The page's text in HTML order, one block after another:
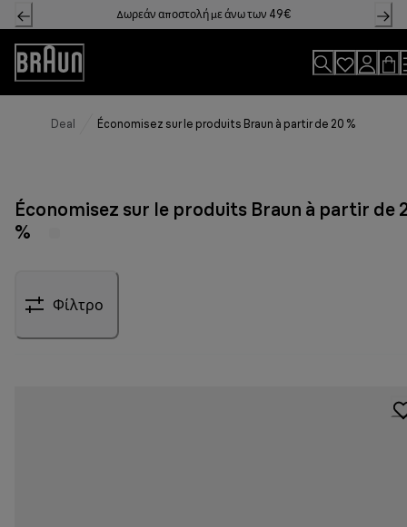
Skip
to
Content
Δωρεάν αποστολή με άνω των 49€
Accessibility
Statement
Deal Économisez sur le produits Braun à partir de 20 %
Économisez sur le produits Braun à partir de
%
Φίλτρο